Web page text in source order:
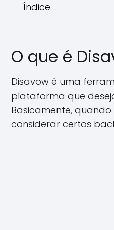
Índice
O que é
Disavow é uma
plataforma que
Basicamente,
considerar certos